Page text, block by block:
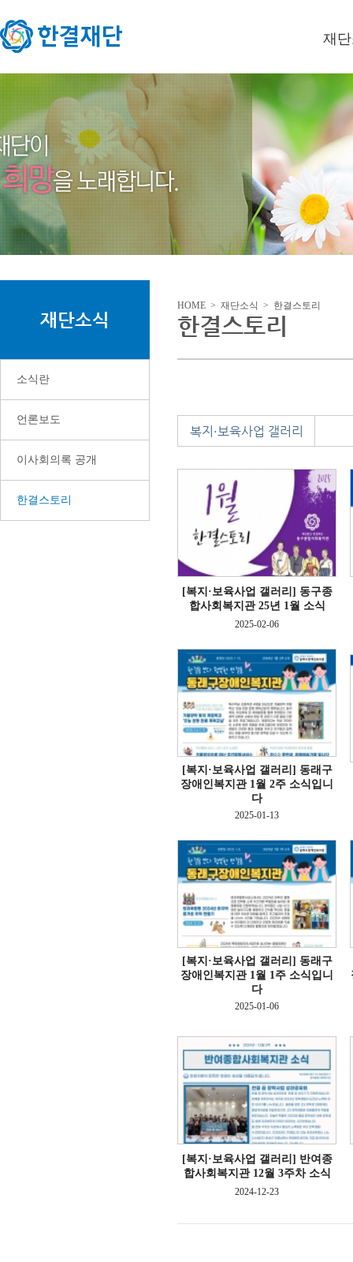
재
이사
미션/
연혁
재단소식
소식란
언론보도
이사회의록 공개
한결스토리
HOME > 재단소식 > 한결스토리
한결스토리
복지·보육사업 갤러리
[복지·보육사업 갤러리] 동구종
합사회복지관 25년 1월 소식
2025-02-06
[복지·보육사업 갤러리] 동래구
장애인복지관 1월 2주 소식입니
다
2025-01-13
[복지·보육사업 갤러리] 동래구
장애인복지관 1월 1주 소식입니
다
2025-01-06
[복지·보육사업 갤러리] 반여종
합사회복지관 12월 3주차 소식
2024-12-23